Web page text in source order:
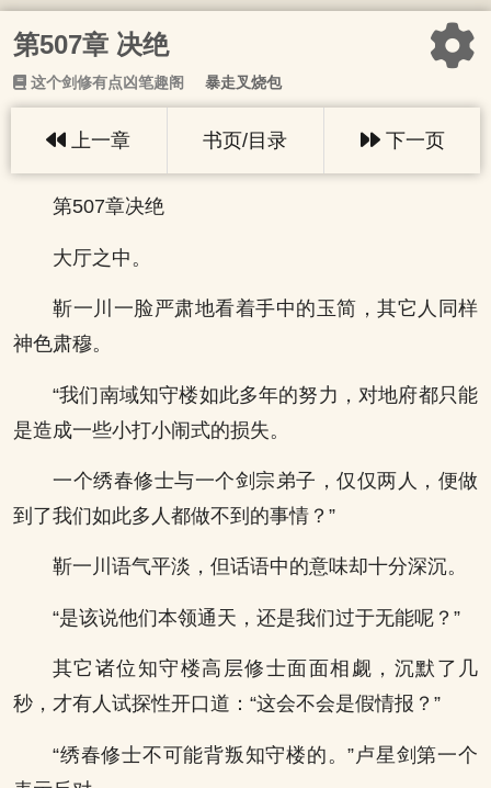
第507章 决绝
这个剑修有点凶笔趣阁 暴走叉烧包
上一章 书页/目录 下一页
第507章决绝
大厅之中。
靳一川一脸严肃地看着手中的玉简，其它人同样
神色肃穆。
“我们南域知守楼如此多年的努力，对地府都只能
是造成一些小打小闹式的损失。
一个绣春修士与一个剑宗弟子，仅仅两人，便做
到了我们如此多人都做不到的事情？”
靳一川语气平淡，但话语中的意味却十分深沉。
“是该说他们本领通天，还是我们过于无能呢？”
其它诸位知守楼高层修士面面相觑，沉默了几
秒，才有人试探性开口道：“这会不会是假情报？”
“绣春修士不可能背叛知守楼的。”卢星剑第一个